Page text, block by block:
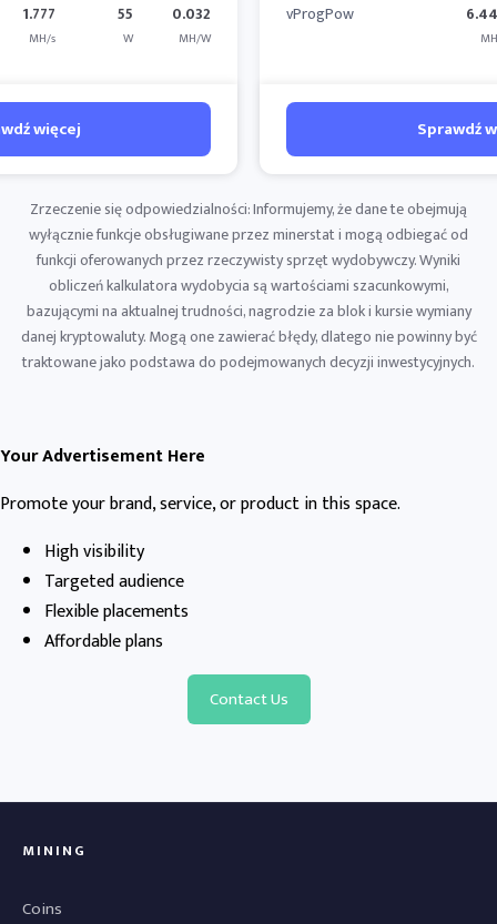
1.777
MH/s
55
W
0.032
MH/W
więcej
vProgPow
Sprawdź
Zrzeczenie się odpowiedzialności: Informujemy, że dane te obejmują
wyłącznie funkcje obsługiwane przez minerstat i mogą odbiegać od
funkcji oferowanych przez rzeczywisty sprzęt wydobywczy. Wyniki
obliczeń kalkulatora wydobycia są wartościami szacunkowymi,
bazującymi na aktualnej trudności, nagrodzie za blok i kursie wymiany
danej kryptowaluty. Mogą one zawierać błędy, dlatego nie powinny być
traktowane jako podstawa do podejmowanych decyzji inwestycyjnych.
Your Advertisement Here
Promote your brand, service, or product in this space.
High visibility
Targeted audience
Flexible placements
Affordable plans
Contact Us
MINING
Coins